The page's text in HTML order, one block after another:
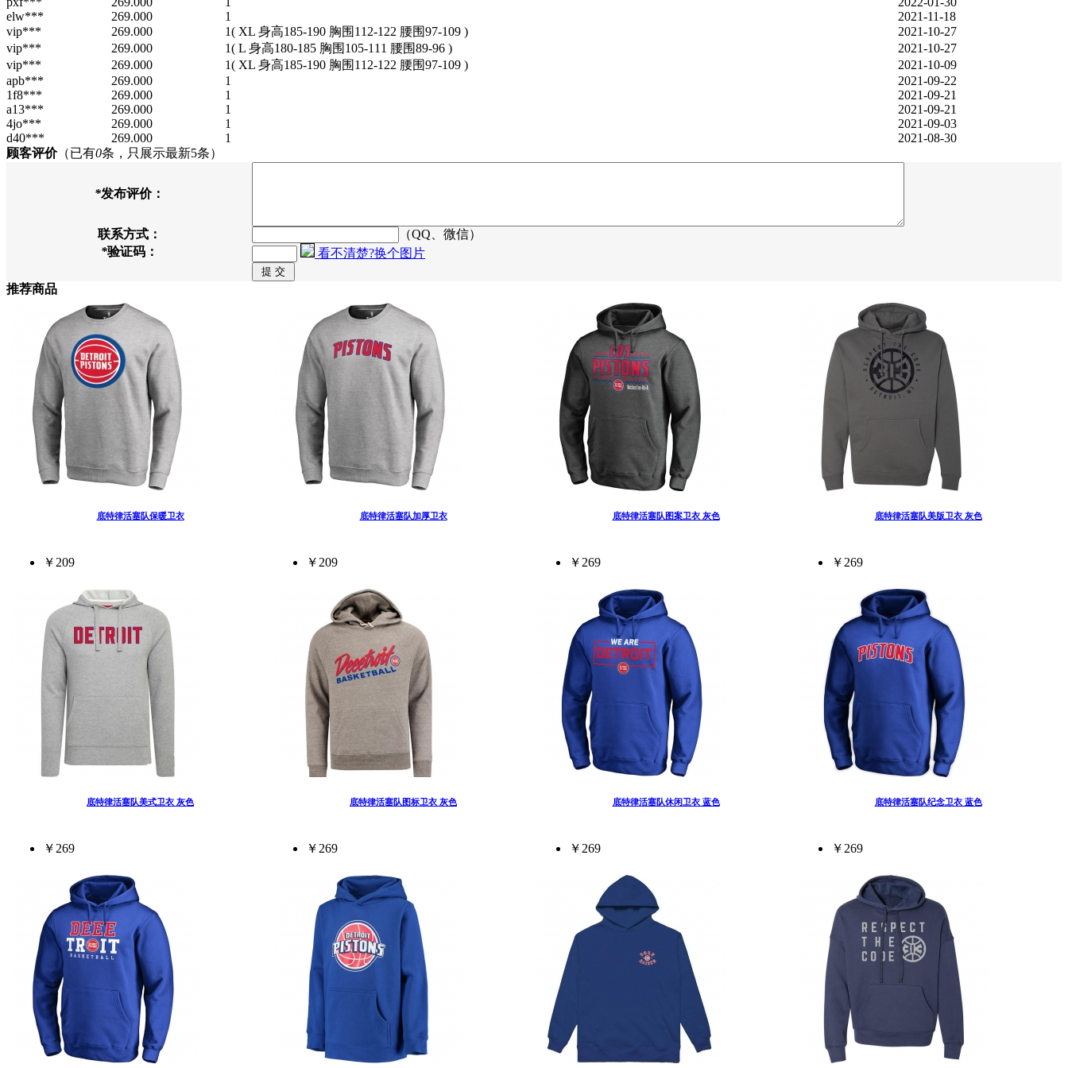
elw***
269.000 1
2021-11-18
vip***
269.000 1( XL 身高185-190 胸围112-122 腰围97-109 )
2021-10-27
vip***
269.000 1( L 身高180-185 胸围105-111 腰围89-96 )
2021-10-27
vip***
269.000 1( XL 身高185-190 胸围112-122 腰围97-109 )
2021-10-09
apb***
269.000 1
2021-09-22
1f8***
269.000 1
2021-09-21
a13***
269.000 1
2021-09-21
4jo***
269.000 1
2021-09-03
d40***
269.000 1
2021-08-30
顾客评价（已有0条，只展示最新5条）
*发布评价：
联系方式：
（QQ、微信）
*验证码： 看不清楚?换个图片
推荐商品
底特律活塞队保暖卫衣
￥209
底特律活塞队加厚卫衣
￥209
底特律活塞队图案卫衣 灰色
￥269
底特律活塞队美版卫衣 灰色
￥269
底特律活塞队美式卫衣 灰色
￥269
底特律活塞队图标卫衣 灰色
￥269
底特律活塞队休闲卫衣 蓝色
￥269
底特律活塞队纪念卫衣 蓝色
￥269